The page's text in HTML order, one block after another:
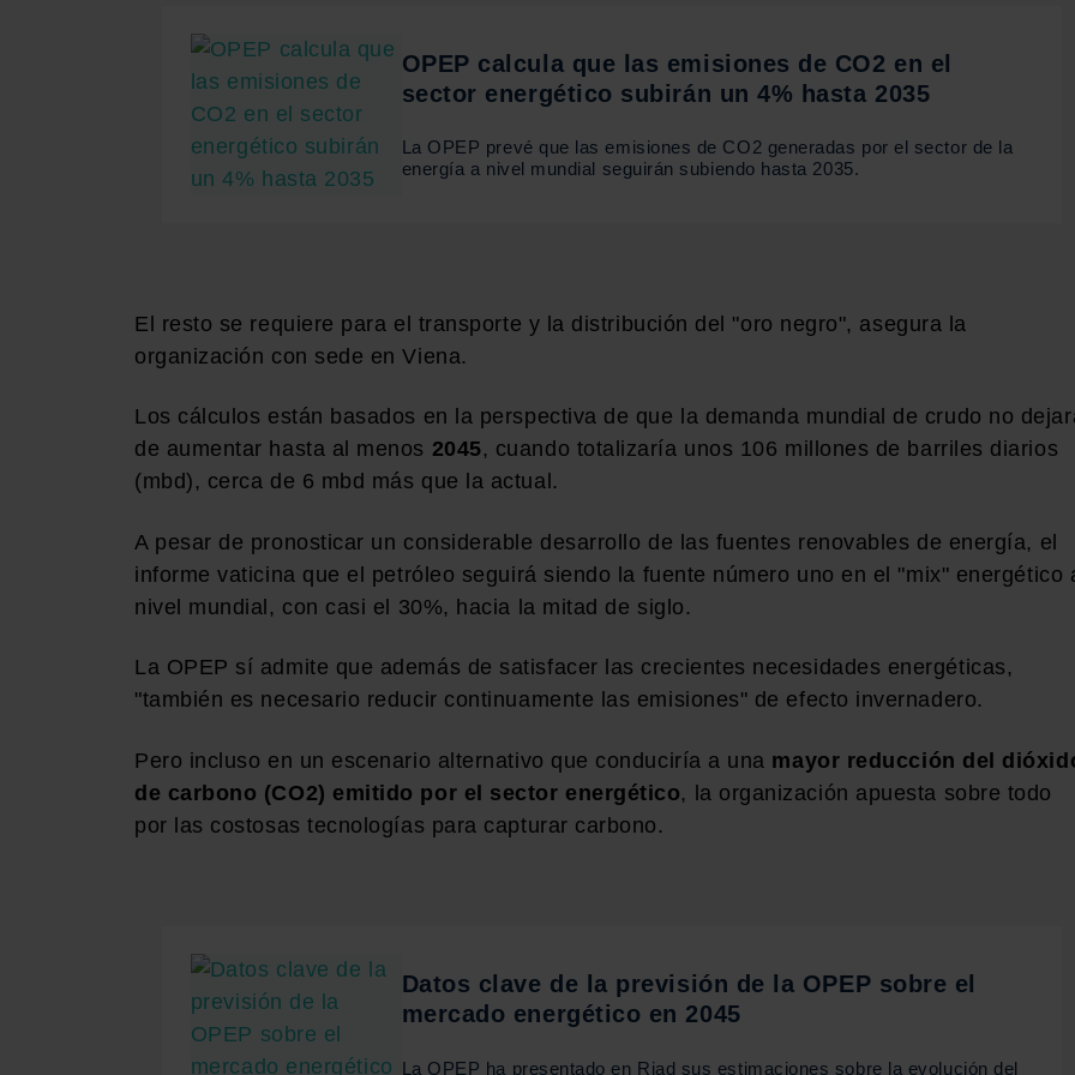
OPEP calcula que las emisiones de CO2 en el
sector energético subirán un 4% hasta 2035
La OPEP prevé que las emisiones de CO2 generadas por el sector de la
energía a nivel mundial seguirán subiendo hasta 2035.
El resto se requiere para el transporte y la distribución del "oro negro", asegura la
organización con sede en Viena.
Los cálculos están basados en la perspectiva de que la demanda mundial de crudo no
de aumentar hasta al menos 2045, cuando totalizaría unos 106 millones de barriles diarios
(mbd), cerca de 6 mbd más que la actual.
A pesar de pronosticar un considerable desarrollo de las fuentes renovables de energía, el
informe vaticina que el petróleo seguirá siendo la fuente número uno en el "mix" energético
nivel mundial, con casi el 30%, hacia la mitad de siglo.
La OPEP sí admite que además de satisfacer las crecientes necesidades energéticas,
"también es necesario reducir continuamente las emisiones" de efecto invernadero.
Pero incluso en un escenario alternativo que conduciría a una mayor reducción del
de carbono (CO2) emitido por el sector energético, la organización apuesta sobre todo
por las costosas tecnologías para capturar carbono.
Datos clave de la previsión de la OPEP sobre el
mercado energético en 2045
La OPEP ha presentado en Riad sus estimaciones sobre la evolución del